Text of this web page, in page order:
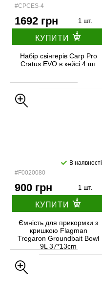
#CPCES-4
1692 грн 1 шт.
КУПИТИ
Набір свінгерів Carp Pro
Cratus EVO в кейсi 4 шт
#F0020080
В наявності
900 грн 1 шт.
КУПИТИ
Ємнiсть для прикормки з
кришкою Flagman
Tregaron Groundbait Bowl
9L 37*13cm